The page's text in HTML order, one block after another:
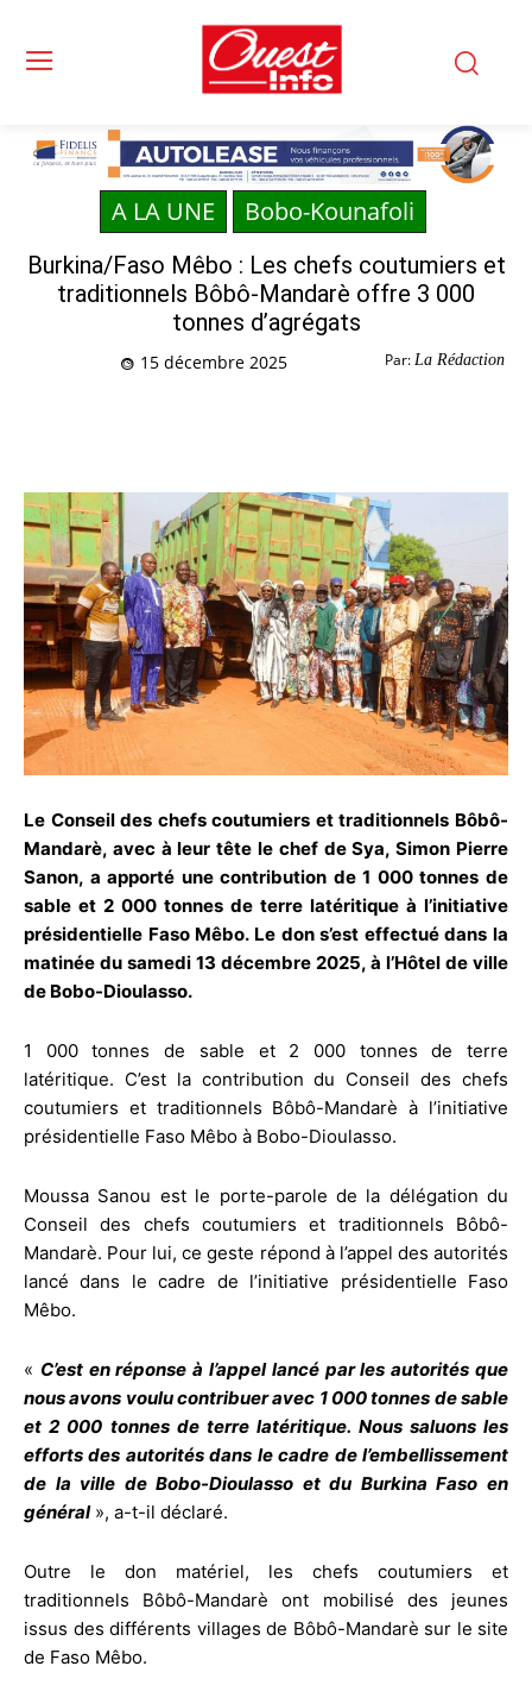
A LA UNE Bobo-Kounafoli
Burkina/Faso Mêbo : Les chefs coutumiers et
traditionnels Bôbô-Mandarè offre 3 000
tonnes d’agrégats
Par: La Rédaction
15 décembre 2025
Le Conseil des chefs coutumiers et traditionnels Bôbô-
Mandarè, avec à leur tête le chef de Sya, Simon Pierre
Sanon, a apporté une contribution de 1 000 tonnes de
sable et 2 000 tonnes de terre latéritique à l’initiative
présidentielle Faso Mêbo. Le don s’est effectué dans la
matinée du samedi 13 décembre 2025, à l’Hôtel de ville
de Bobo-Dioulasso.
1 000 tonnes de sable et 2 000 tonnes de terre
latéritique. C’est la contribution du Conseil des chefs
coutumiers et traditionnels Bôbô-Mandarè à l’initiative
présidentielle Faso Mêbo à Bobo-Dioulasso.
Moussa Sanou est le porte-parole de la délégation du
Conseil des chefs coutumiers et traditionnels Bôbô-
Mandarè. Pour lui, ce geste répond à l’appel des autorités
lancé dans le cadre de l’initiative présidentielle Faso
Mêbo.
« C’est en réponse à l’appel lancé par les autorités que
nous avons voulu contribuer avec 1 000 tonnes de sable
et 2 000 tonnes de terre latéritique. Nous saluons les
efforts des autorités dans le cadre de l’embellissement
de la ville de Bobo-Dioulasso et du Burkina Faso en
général», a-t-il déclaré.
Outre le don matériel, les chefs coutumiers et
traditionnels Bôbô-Mandarè ont mobilisé des jeunes
issus des différents villages de Bôbô-Mandarè sur le site
de Faso Mêbo.